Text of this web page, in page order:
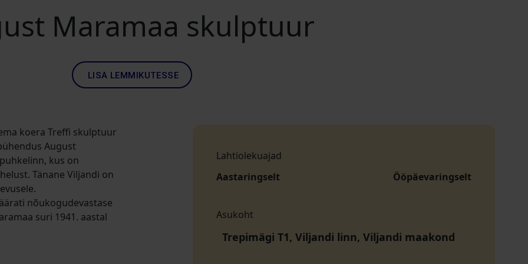
Maramaa skulptuur
LISA LEMMIKUTESSE
koera Treffi skulptuur
August
kus on
Tänane Viljandi on
nõukogudevastase
suri 1941. aastal
Lahtiolekuajad
Aastaringselt
Ööpäevaringselt
Asukoht
Trepimägi T1, Viljandi linn, Viljandi maakond